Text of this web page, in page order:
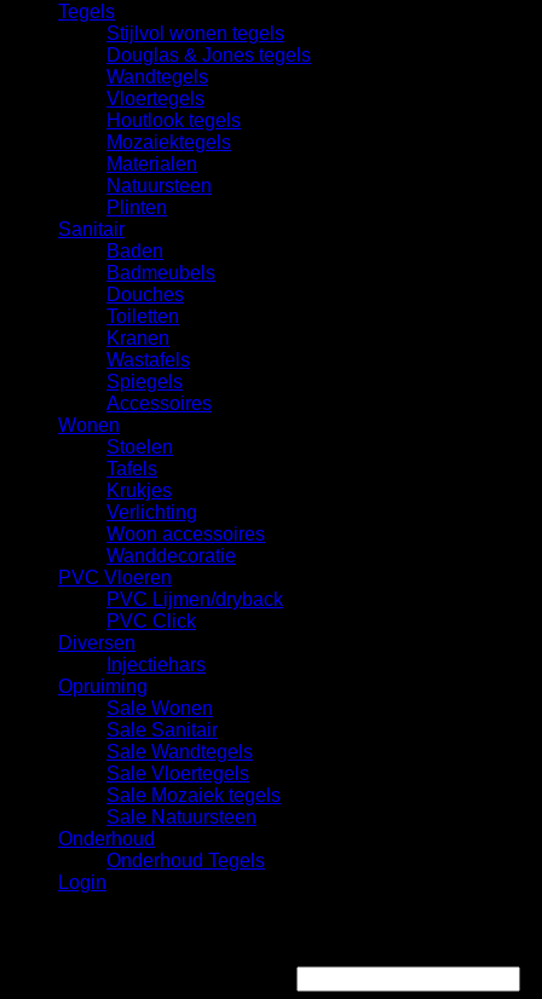
Tegels
Stijlvol wonen tegels
Douglas & Jones tegels
Wandtegels
Vloertegels
Houtlook tegels
Mozaiektegels
Materialen
Natuursteen
Plinten
Sanitair
Baden
Badmeubels
Douches
Toiletten
Kranen
Wastafels
Spiegels
Accessoires
Wonen
Stoelen
Tafels
Krukjes
Verlichting
Woon accessoires
Wanddecoratie
PVC Vloeren
PVC Lijmen/dryback
PVC Click
Diversen
Injectiehars
Opruiming
Sale Wonen
Sale Sanitair
Sale Wandtegels
Sale Vloertegels
Sale Mozaiek tegels
Sale Natuursteen
Onderhoud
Onderhoud Tegels
Login